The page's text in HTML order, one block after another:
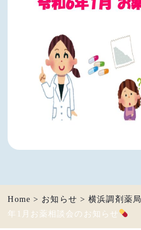
Home > お知らせ >横浜調剤薬局
年1月お薬相談会のお知らせ